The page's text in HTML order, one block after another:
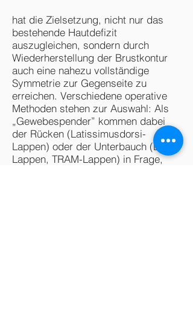
hat die Zielsetzung, nicht nur das
bestehende Hautdefizit
auszugleichen, sondern durch
Wiederherstellung der Brustkontur
auch eine nahezu vollständige
Symmetrie zur Gegenseite zu
erreichen. Verschiedene operative
Methoden stehen zur Auswahl: Als
„Gewebespender” kommen dabei
der Rücken (Latissimusdorsi-
Lappen) oder der Unterbauch (DIEP-
Lappen, TRAM-Lappen) in Frage,